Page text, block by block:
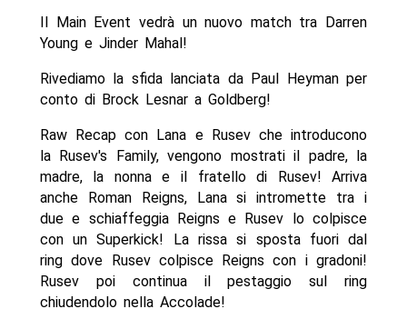
Il Main Event vedrà un nuovo match tra Darren
Young e Jinder Mahal!
Rivediamo la sfida lanciata da Paul Heyman per
conto di Brock Lesnar a Goldberg!
Raw Recap con Lana e Rusev che introducono
la Rusev's Family, vengono mostrati il padre, la
madre, la nonna e il fratello di Rusev! Arriva
anche Roman Reigns, Lana si intromette tra i
due e schiaffeggia Reigns e Rusev lo colpisce
con un Superkick! La rissa si sposta fuori dal
ring dove Rusev colpisce Reigns con i gradoni!
Rusev poi continua il pestaggio sul ring
chiudendolo nella Accolade!